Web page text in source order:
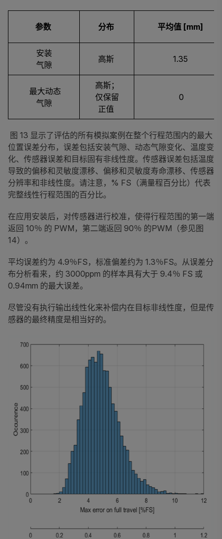
参数 分布 平均值 [mm]
安装
气隙
高斯 1.35
最大动态
气隙
高斯；
仅保留
正值
0
图 13 显示了评估的所有模拟案例在整个行程范围内的最大
位置误差分布，误差包括安装气隙、动态气隙变化、温度变
化、传感器误差和目标固有非线性度。传感器误差包括温度
导致的偏移和灵敏度漂移、偏移和灵敏度寿命漂移、传感器
分辨率和非线性度。请注意，% FS（满量程百分比）代表
完整线性行程范围的百分比。
在应用安装后，对传感器进行校准，使得行程范围的第一端
返回 10％ 的 PWM，第二端返回 90％ 的PWM（参见图
14）。
平均误差约为 4.9％FS，标准偏差约为 1.3％FS。从误差分
布分析看来，约 3000ppm 的样本具有大于 9.4％ FS 或
0.94mm 的最大误差。
尽管没有执行输出线性化来补偿内在目标非线性度，但是传
感器的最终精度是相当好的。